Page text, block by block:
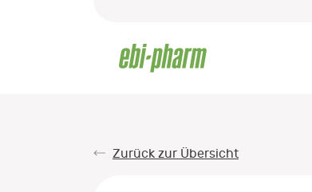
Zurück zur Übersicht